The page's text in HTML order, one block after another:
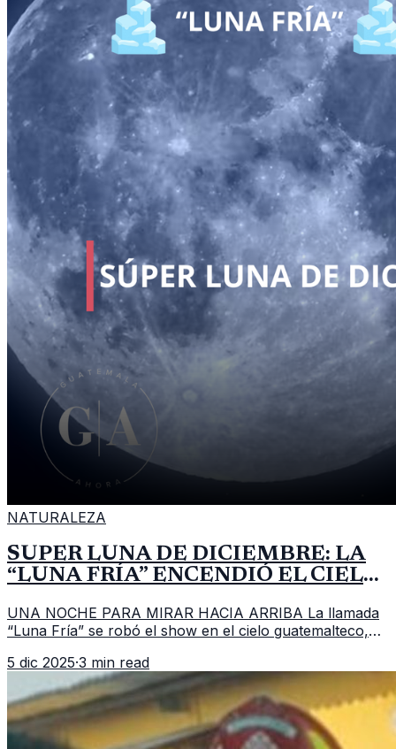
NATURALEZA
SÚPER LUNA DE DICIEMBRE: LA
“LUNA FRÍA” ENCENDIÓ EL CIELO
UNA NOCHE PARA MIRAR HACIA ARRIBA La llamada
“Luna Fría” se robó el show en el cielo guatemalteco,
grande y más brillante de lo h
5 dic 2025·3 min read